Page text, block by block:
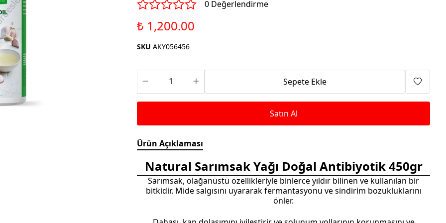
Saka ve Doğa Kuşu
Yemleri
Güvercin Yemleri
Kumlar
Mamalar
Krakerler
Kalamar Kemiği ve Gaga
Taşları
Aparatları
Isıtma Makineleri
0 Değerlendirme
₺ 1,200.00
SKU AKY056456
Sepete Ekle
Satın Al
Ürün Açıklaması
Natural Sarımsak Yağı Doğal Antibiyotik 450gr
Sarımsak, olağanüstü özellikleriyle binlerce yıldır bilinen ve kullanılan bir
bitkidir. Mide salgısını uyararak fermantasyonu ve sindirim bozukluklarını
önler.